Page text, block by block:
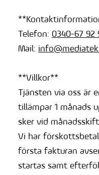
Telefon: 0340-67 92
Mail:
**Villkor**
Tjänsten via oss är
tillämpar 1 månads
sker vid
Vi har
första fakturan
startas samt